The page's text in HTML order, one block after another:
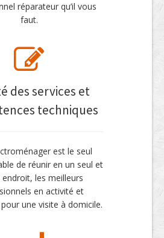
réparateur qu’il vous
faut.
des services et
techniques
est le seul
de réunir en un seul et
les meilleurs
en activité et
une visite à domicile.